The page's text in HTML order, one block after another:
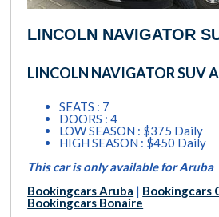
LINCOLN NAVIGATOR
LINCOLN NAVIGATOR SUV
SEATS : 7
DOORS : 4
LOW SEASON : $375 Daily
HIGH SEASON : $450 Daily
This car is only available for Aruba
Bookingcars Aruba | Bookingcars
Bookingcars Bonaire